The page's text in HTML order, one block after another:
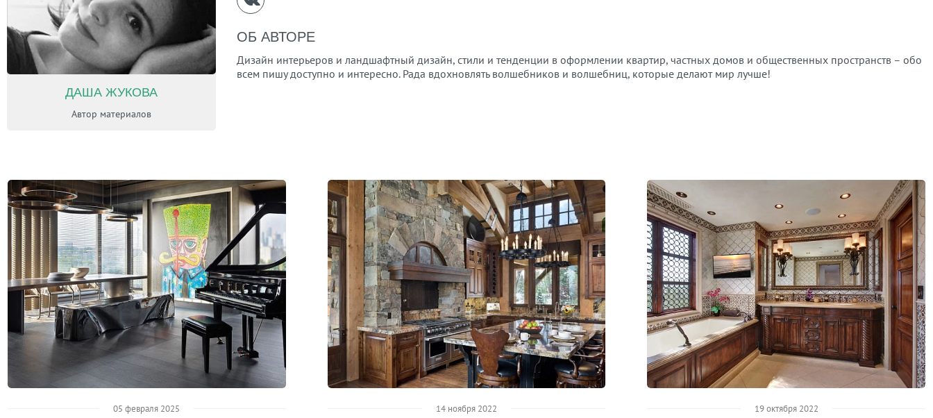
ДАША ЖУКОВА
Автор материалов
ОБ АВТОРЕ
Дизайн интерьеров и ландшафтный дизайн, стили и тенденции в оформлении квартир, частных домов и общественных пространств – обо
всем пишу доступно и интересно. Рада вдохновлять волшебников и волшебниц, которые делают мир лучше!
05 февраля 2025 14 ноября 2022 19 октября 2022